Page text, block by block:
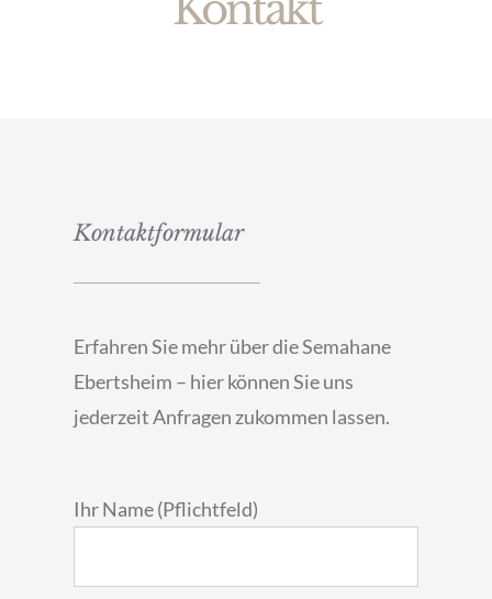
Kontaktformular
Erfahren Sie mehr über die Semahane
Ebertsheim – hier können Sie uns
jederzeit Anfragen zukommen lassen.
Ihr Name (Pflichtfeld)